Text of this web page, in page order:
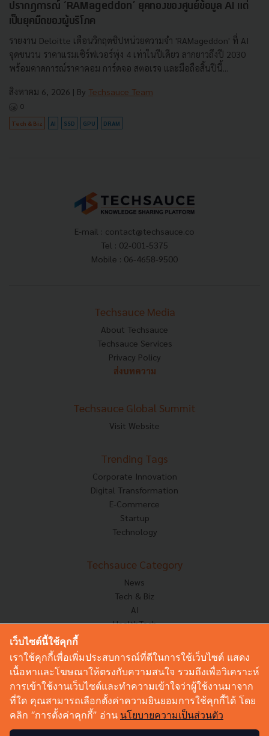
ปรากฏการณ์ ‘RAMageddon’ ยุคทองของศูนย์ข้อมูล AI แต่
เป็นยุคมืดของผู้บริโภค
รายงาน Deloitte เตือนวิกฤตชิปหน่วยความจำ 'RAMageddon' ที่ AI
จุดชนวน ราคาแรมเซิร์ฟเวอร์พุ่ง 4 เท่าในปีเดียว ลากยาวถึงปี 2030
พร้อมคาดการณ์ราคาคอม การ์ดจอ สตอเรจ และมือถือสิ้นปีนี้...
สิงหาคม 6, 2026 | By Techsauce Team
0
Tech & Biz AI SSD GPU DRAM
E-mail : contact@techsauce.co
Tel : 02-001-5375
Mobile : 06-4658-9500
Techsauce Media
About Techsauce
Techsauce Services
Privacy Policy
ส่งบทความ
Techsauce Global Summit
Visit Website
Trending Tags
Corporate Innovation
Digital Transformation
E-Commerce
Startup
Technology
Techsauce Category
News
Tech & Biz
AI
HealthTech
Corp Innov
Saucy Thoughts
Based On
Sustainable
Videos
Podcast
เว็บไซต์นี้ใช้คุกกี้
เราใช้คุกกี้เพื่อเพิ่มประสบการณ์ที่ดีในการใช้เว็บไซต์ แสดง
เนื้อหาและโฆษณาให้ตรงกับความสนใจ รวมถึงเพื่อวิเคราะห์
การเข้าใช้งานเว็บไซต์และทำความเข้าใจว่าผู้ใช้งานมาจาก
ที่ใด คุณสามารถเลือกตั้งค่าความยินยอมการใช้คุกกี้ได้ โดย
คลิก “การตั้งค่าคุกกี้” อ่าน นโยบายความเป็นส่วนตัว